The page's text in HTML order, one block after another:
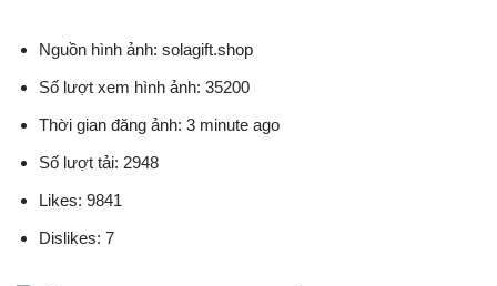
Nguồn hình ảnh: solagift.shop
Số lượt xem hình ảnh: 35200
Thời gian đăng ảnh: 3 minute ago
Số lượt tải: 2948
Likes: 9841
Dislikes: 7